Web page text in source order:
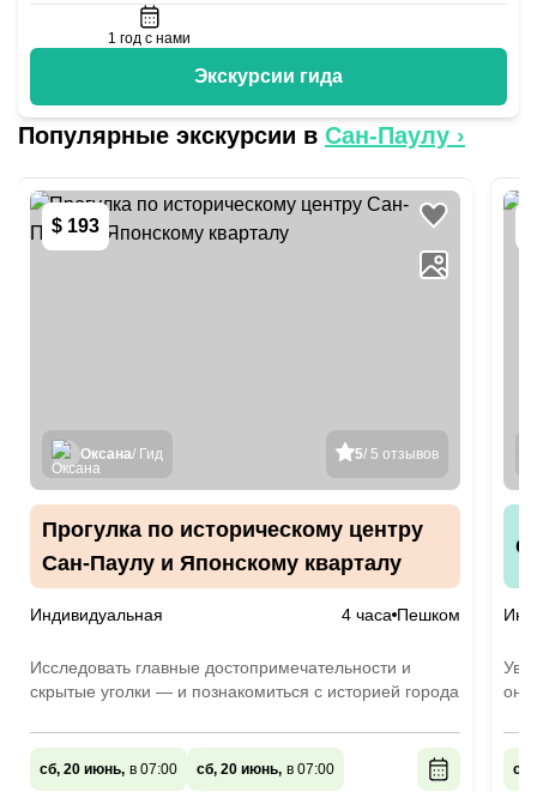
1 год с нами
Экскурсии гида
Популярные экскурсии в Сан-Паулу ›
$ 193
5/ 5 отзывов
Оксана/ Гид
Прогулка по историческому центру
Сан-Паулу и Японскому кварталу
Индивидуальная 4 часа Пешком
Исследовать главные достопримечательности и
скрытые уголки — и познакомиться с историей города
сб, 20 июнь, в 07:00 сб, 20 июнь, в 07:00
он
сб,